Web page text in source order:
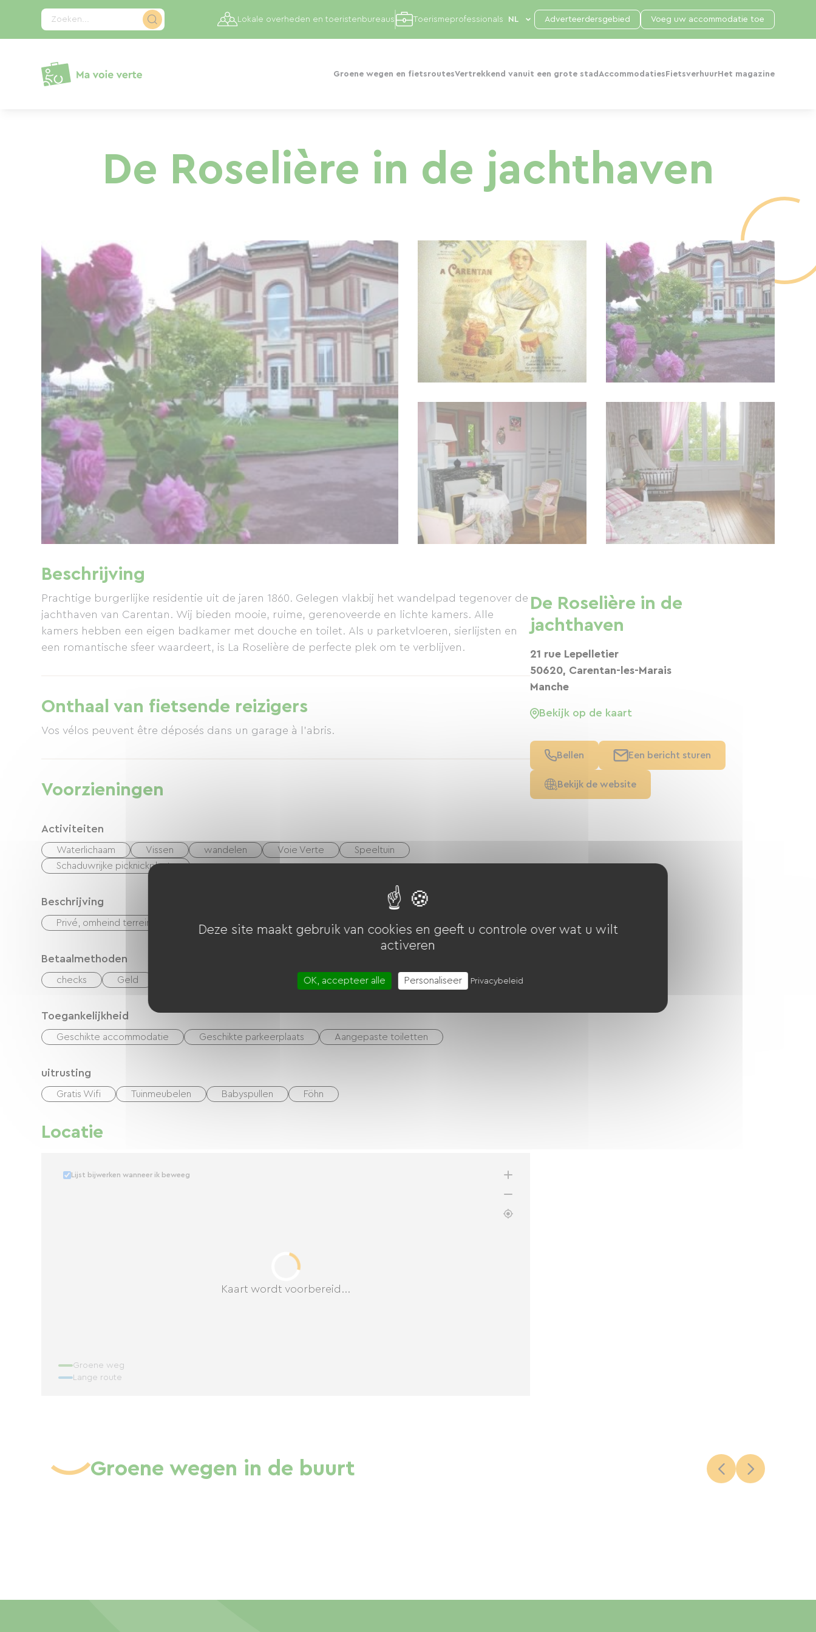
Zoeken...
Groene wegen en fietsroutesVertrekkend vanuit een grote stad Accommodaties Fietsverhuur Het magazine
Lokale overheden en toeristenbureaus Toerismeprofessionals Adverteerdersgebied Voeg uw accommodatie toe
De Roselière in de jachthaven
Beschrijving
Prachtige burgerlijke residentie uit de jaren 1860. Gelegen vlakbij het wandelpad tegenover de
jachthaven van Carentan. Wij bieden mooie, ruime, gerenoveerde en lichte kamers. Alle
kamers hebben een eigen badkamer met douche en toilet. Als u parketvloeren, sierlijsten en
een romantische sfeer waardeert, is La Roselière de perfecte plek om te verblijven.
Onthaal van fietsende reizigers
Vos vélos peuvent être déposés dans un garage à l'abris.
Voorzieningen
Activiteiten
Waterlichaam Vissen wandelen Voie Verte
Speeltuin
Schaduwrijke picknickplaats
Beschrijving
Privé, omheind terrein
Betaalmethoden
checks Geld
Toegankelijkheid
Geschikte accommodatie Geschikte parkeerplaats Aangepaste toiletten
uitrusting
Gratis Wifi Tuinmeubelen Babyspullen Föhn
Locatie
Kaart wordt voorbereid...
Lijst bijwerken wanneer ik beweeg
Groene weg
Lange route
De Roselière in de
jachthaven
21 rue Lepelletier
50620, Carentan-les-Marais
Manche
Bekijk op de kaart
Bellen Een bericht sturen
Bekijk de website
Groene wegen in de buurt
Cookies beheer paneel
Deze site maakt gebruik van cookies en geeft u controle over wat u wilt
activeren
OK, accepteer alle Personaliseer Privacybeleid